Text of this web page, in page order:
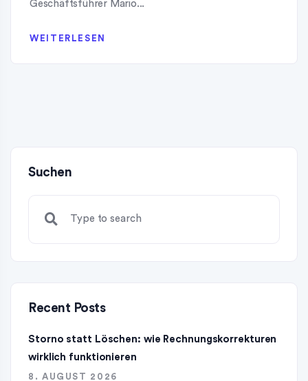
Geschäftsführer Mario...
WEITERLESEN
Suchen
Recent Posts
Storno statt Löschen: wie Rechnungskorrekturen
wirklich funktionieren
8. AUGUST 2026